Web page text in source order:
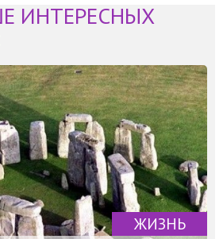
ИНТЕРЕСНЫХ
ЖИЗНЬ